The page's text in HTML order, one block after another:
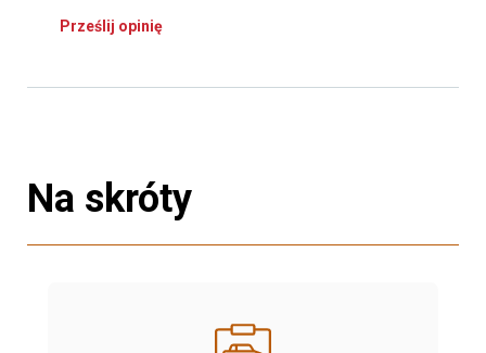
Prześlij opinię
Na skróty